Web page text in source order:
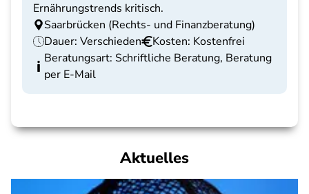
Ernährungstrends kritisch.
Saarbrücken (Rechts- und Finanzberatung)
Dauer: Verschieden
Kosten: Kostenfrei
Beratungsart: Schriftliche Beratung, Beratung
per E-Mail
Aktuelles